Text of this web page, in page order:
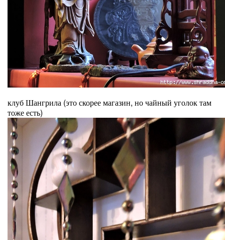
клуб Шангрила (это скорее магазин, но чайный уголок там
тоже есть)